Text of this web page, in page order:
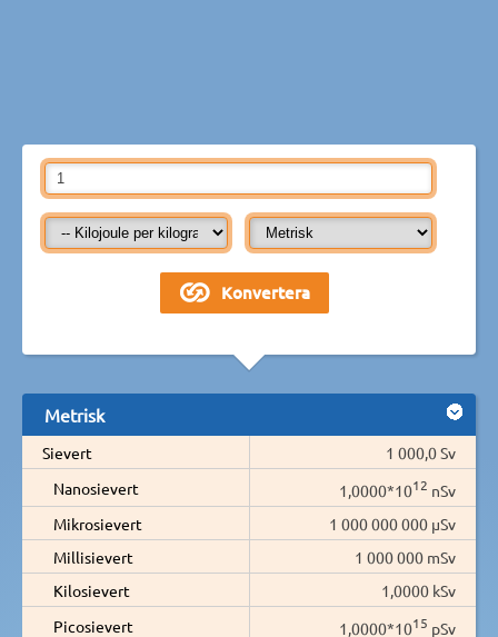
Metrisk
Sievert
1 000,0 Sv
Nanosievert
1,0000*1012 nSv
Mikrosievert
1 000 000 000 µSv
Millisievert
1 000 000 mSv
Kilosievert
1,0000 kSv
Picosievert
1,0000*1015 pSv